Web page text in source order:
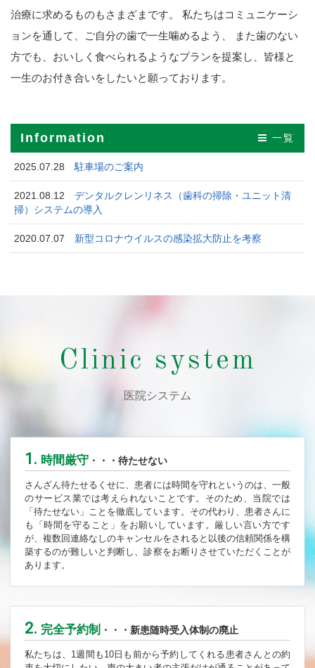
治療に求めるものもさまざまです。
私たちはコミュニケーシ
ョンを通して、ご自分の歯で一生噛めるよう、
また歯のない
方でも、おいしく食べられるようなプランを提案し、皆様と
一生のお付き合いをしたいと願っております。
Information 一覧
2025.07.28 駐車場のご案内
2021.08.12
デンタルクレンリネス（歯科の掃除・ユニット清
掃）システムの導入
2020.07.07 新型コロナウイルスの感染拡大防止を考察
Clinic system
医院システム
1. 時間厳守 ・・・待たせない
さんざん待たせるくせに、患者には時間を守れというのは、一般
のサービス業では考えられないことです。そのため、当院では
「待たせない」ことを徹底しています。その代わり、患者さんに
も「時間を守ること」をお願いしています。厳しい言い方です
が、複数回連絡なしのキャンセルをされると以後の信頼関係を構
築するのが難しいと判断し、診察をお断りさせていただくことが
あります。
2. 完全予約制 ・・・新患随時受入体制の廃止
私たちは、1週間も10日も前から予約してくれる患者さんとの約